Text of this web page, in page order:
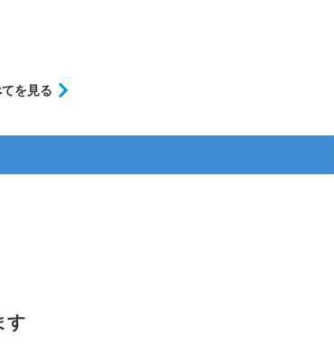
を見る
す